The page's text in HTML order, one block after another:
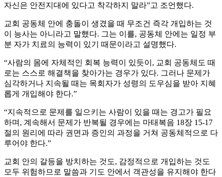
자신은 안전지대에 있다고 착각하지 말라”고 조언했다.
교회 공동체 안에 충돌이 생겼을 때 무조건 즉각 개입하는 것
이 능사는 아니라고 말했다. 그는 이를, 공동체 안에는 일정 부
분 자가 치료의 능력이 있기 때문이라고 설명했다.
“사람의 몸에 자체적인 회복 능력이 있듯이, 교회 공동체도 때
로는 스스로 해결책을 찾아가는 경우가 있다. 그러나 문제가
심각하거나 지속될 때는 목회자가 성령의 도우심을 받아 지혜
롭게 개입해야 한다.”
“지속적으로 문제를 일으키는 사람이 있을 때는 경고가 필요
하며, 계속해서 문제가 반복될 경우에는 마태복음 18장 15-17
절의 원리에 따라 권면과 증인의 과정을 거쳐 공동체적으로 다
루어야 한다.”
교회 안의 갈등을 방치하는 것도, 감정적으로 개입하는 것도
모두 위험하므로 말씀과 기도 안에서 객관성을 유지해야 한다